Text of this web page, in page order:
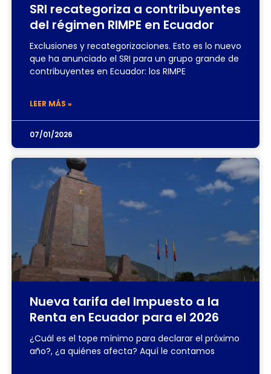
SRI recategoriza a contribuyentes
del régimen RIMPE en Ecuador
Exclusiones y recategorizaciones. Esto es lo nuevo
que ha anunciado el SRI para un grupo grande de
contribuyentes en Ecuador: los RIMPE
LEER MÁS »
07/01/2026
Nueva tarifa del Impuesto a la
Renta en Ecuador para el 2026
¿Cuál es el tope mínimo para declarar el próximo
año?, ¿a quiénes afecta? Aquí le contamos